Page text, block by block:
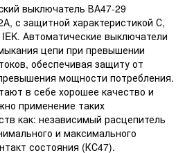
выключатель ВА47-29
с защитной характеристикой С,
Автоматические выключатели
цепи при превышении
обеспечивая защиту от
мощности потребления.
в себе хорошее качество и
применение таких
как: независимый расцепитель
и максимального
состояния (КС47).